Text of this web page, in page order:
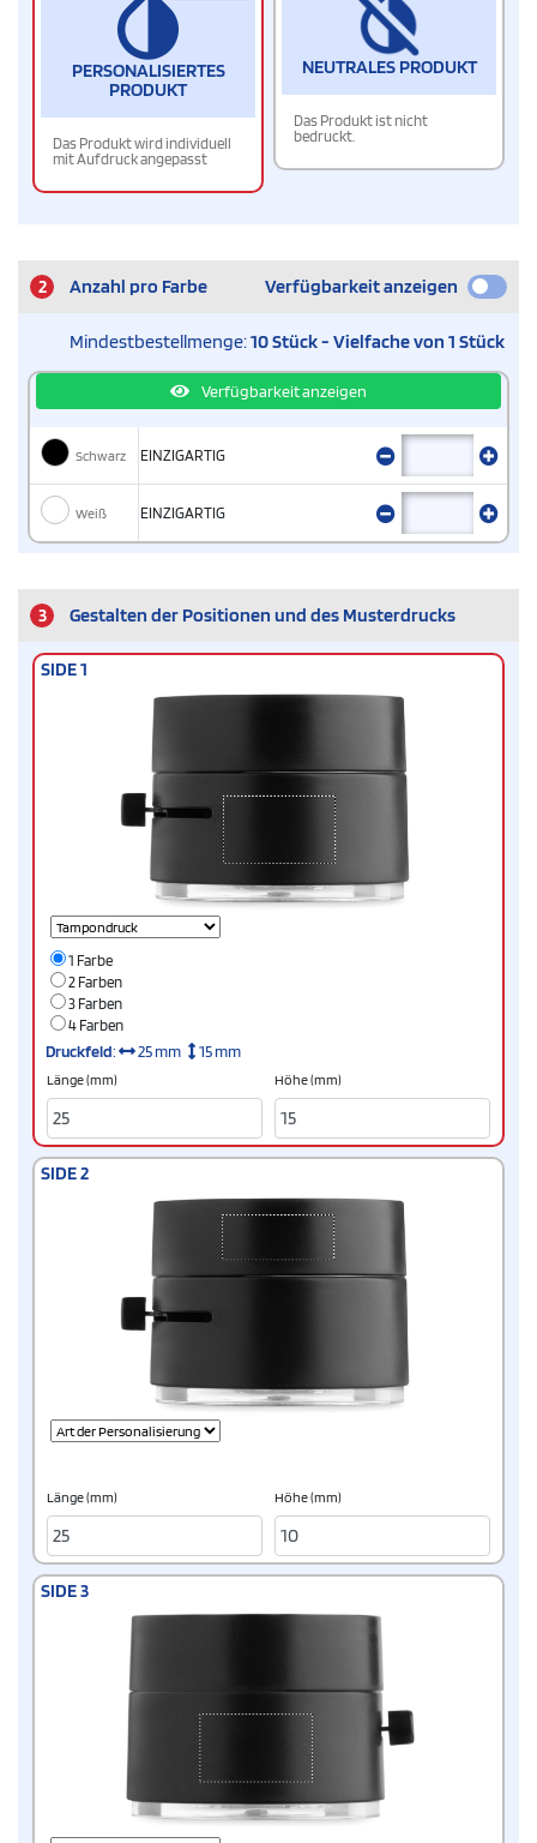
PERSONALISIERTES
PRODUKT
Das Produkt wird individuell
mit Aufdruck angepasst
NEUTRALES PRODUKT
Das Produkt ist nicht
bedruckt.
2 Anzahl pro Farbe Verfügbarkeit anzeigen
Mindestbestellmenge:10 Stück - Vielfache von 1 Stück
Verfügbarkeit anzeigen
Schwarz EINZIGARTIG
Weiß EINZIGARTIG
3 Gestalten der Positionen und des Musterdrucks
SIDE 1
1 Farbe
2 Farben
3 Farben
4 Farben
Druckfeld: 25 mm 15 mm
Länge (mm) Höhe (mm)
SIDE 2
Länge (mm) Höhe (mm)
SIDE 3